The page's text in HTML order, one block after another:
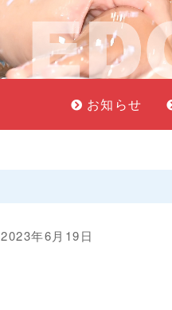
お知らせ
2023年6月19日